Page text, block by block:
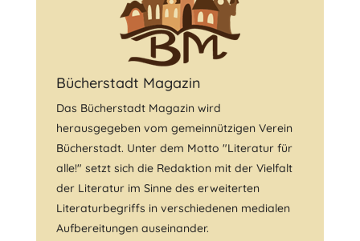
Bücherstadt Magazin
Das Bücherstadt Magazin wird
herausgegeben vom gemeinnützigen Verein
Bücherstadt. Unter dem Motto "Literatur für
alle!" setzt sich die Redaktion mit der Vielfalt
der Literatur im Sinne des erweiterten
Literaturbegriffs in verschiedenen medialen
Aufbereitungen auseinander.